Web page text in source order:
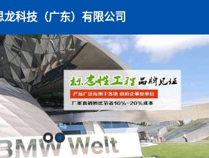
龙科技（广东）有限公司